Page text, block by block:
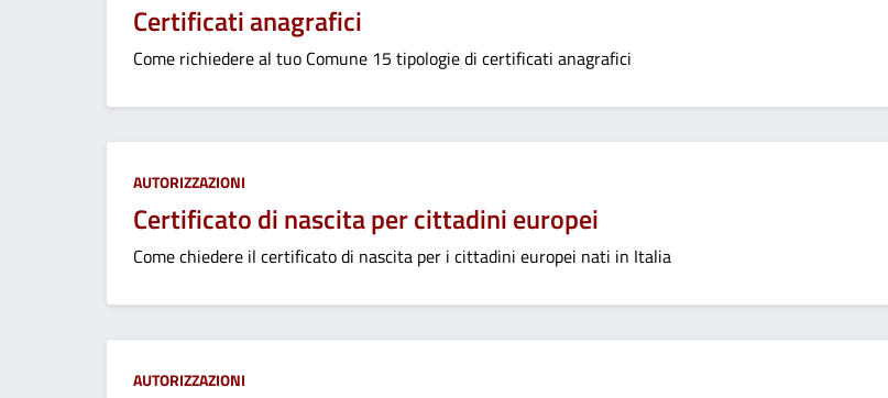
Certificati anagrafici
Come richiedere al tuo Comune 15 tipologie di certificati anagrafici
Categoria:
AUTORIZZAZIONI
Certificato di nascita per cittadini europei
Come chiedere il certificato di nascita per i cittadini europei nati in Italia
Categoria:
AUTORIZZAZIONI